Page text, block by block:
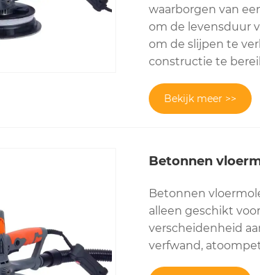
waarborgen van
om de levensduur
om de slijpen te
constructie te
Bekijk meer >>
Betonnen
Betonnen
alleen geschikt
verscheidenheid
verfwand,